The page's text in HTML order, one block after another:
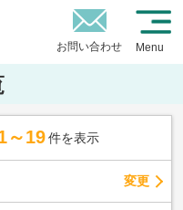
お問い合わせ Menu
～19 件を表示
変更